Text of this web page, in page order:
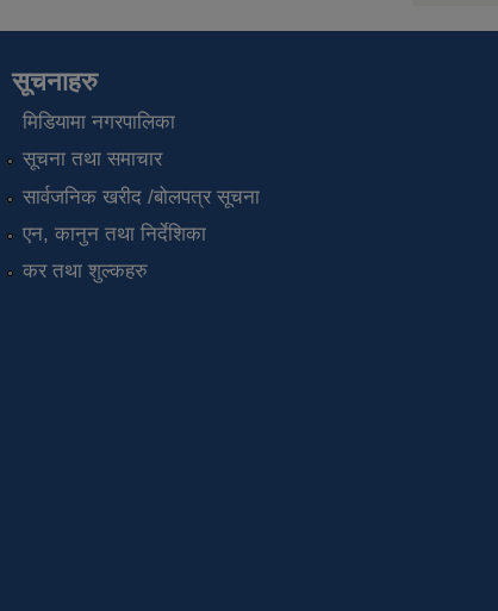
सूचनाहरु
मिडियामा नगरपालिका
सूचना तथा समाचार
सार्वजनिक खरीद /बोलपत्र सूचना
एन, कानुन तथा निर्देशिका
कर तथा शुल्कहरु